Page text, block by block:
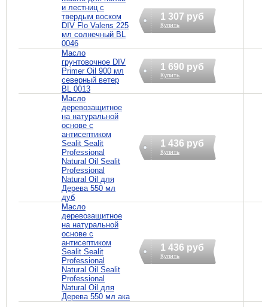
и лестниц с
твердым воском
DIV Flo Valens 225
мл солнечный BL
0046
1 307 руб
Купить
Масло
грунтовочное DIV
Primer Oil 900 мл
северный ветер
BL 0013
1 690 руб
Купить
Масло
деревозащитное
на натуральной
основе с
антисептиком
Sealit Sealit
Professional
Natural Oil Sealit
Professional
Natural Oil для
Дерева 550 мл
дуб
1 436 руб
Купить
Масло
деревозащитное
на натуральной
основе с
антисептиком
Sealit Sealit
Professional
Natural Oil Sealit
Professional
Natural Oil для
Дерева 550 мл ака
1 436 руб
Купить